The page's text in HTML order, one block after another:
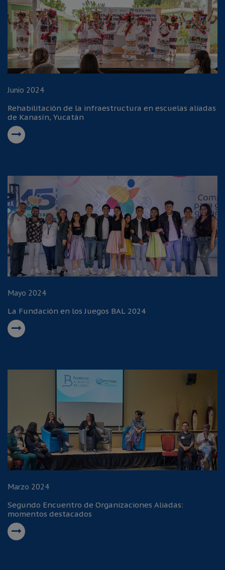
Junio 2024
Rehabilitación de la infraestructura en escuelas aliadas
de Kanasín, Yucatán
Mayo 2024
La Fundación en los Juegos BAL 2024
Marzo 2024
Segundo Encuentro de Organizaciones Aliadas:
momentos destacados